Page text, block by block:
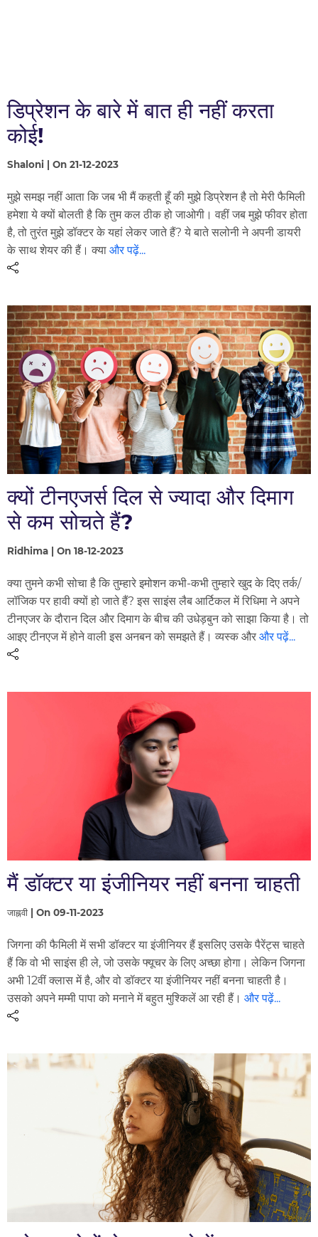
डिप्रेशन के बारे में बात ही नहीं करता
कोई!
Shaloni | On 21-12-2023
मुझे समझ नहीं आता कि जब भी मैं कहती हूँ की मुझे डिप्रेशन है तो मेरी फैमिली
हमेशा ये क्यों बोलती है कि तुम कल ठीक हो जाओगी। वहीं जब मुझे फीवर होता
है, तो तुरंत मुझे डॉक्टर के यहां लेकर जाते हैं? ये बाते सलोनी ने अपनी डायरी
के साथ शेयर की हैं। क्याऔर पढ़ें...
क्यों टीनएजर्स दिल से ज्यादा और दिमाग
से कम सोचते हैं?
Ridhima | On 18-12-2023
क्या तुमने कभी सोचा है कि तुम्हारे इमोशन कभी-कभी तुम्हारे खुद के दिए तर्क/
लॉजिक पर हावी क्यों हो जाते हैं? इस साइंस लैब आर्टिकल में रिधिमा ने अपने
टीनएजर के दौरान दिल और दिमाग के बीच की उधेड़बुन को साझा किया है। तो
आइए टीनएज में होने वाली इस अनबन को समझते हैं। व्यस्क औरऔर पढ़ें...
मैं डॉक्टर या इंजीनियर नहीं बनना चाहती
जाह्नवी | On 09-11-2023
जिगना की फैमिली में सभी डॉक्टर या इंजीनियर हैं इसलिए उसके पैरेंट्स चाहते
हैं कि वो भी साइंस ही ले, जो उसके फ्यूचर के लिए अच्छा होगा। लेकिन जिगना
अभी 12वीं क्लास में है, और वो डॉक्टर या इंजीनियर नहीं बनना चाहती है।
उसको अपने मम्मी पापा को मनाने में बहुत मुश्किलें आ रही हैं।और पढ़ें...